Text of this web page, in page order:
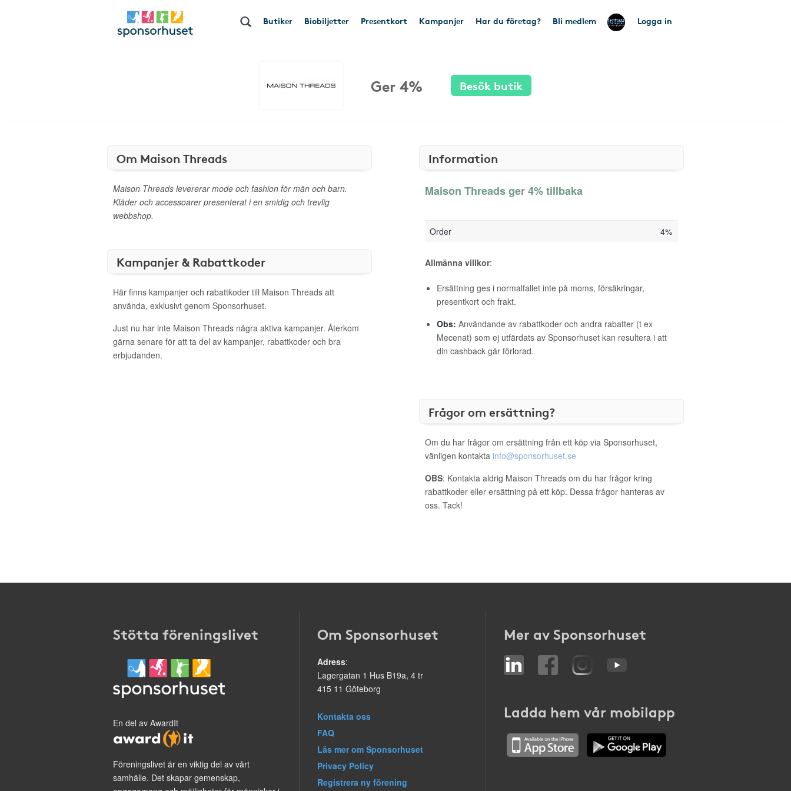
Butiker Biobiljetter Presentkort Kampanjer Har du företag? Bli medlem Logga in
Ger 4% Besök butik
Om Maison Threads
Maison Threads levererar mode och fashion för män och barn.
Kläder och accessoarer presenterat i en smidig och trevlig
webbshop.
Kampanjer & Rabattkoder
Här finns kampanjer och rabattkoder till Maison Threads att
använda, exklusivt genom Sponsorhuset.
Just nu har inte Maison Threads några aktiva kampanjer. Återkom
gärna senare för att ta del av kampanjer, rabattkoder och bra
erbjudanden.
Information
Maison Threads ger 4% tillbaka
Order 4%
Allmänna villkor:
Ersättning ges i normalfallet inte på moms, försäkringar,
presentkort och frakt.
Obs: Användande av rabattkoder och andra rabatter (t ex
Mecenat) som ej utfärdats av Sponsorhuset kan resultera i att
din cashback går förlorad.
Frågor om ersättning?
Om du har frågor om ersättning från ett köp via Sponsorhuset,
vänligen kontakta info@sponsorhuset.se
OBS: Kontakta aldrig Maison Threads om du har frågor kring
rabattkoder eller ersättning på ett köp. Dessa frågor hanteras av
oss. Tack!
Stötta föreningslivet
En del av AwardIt
Föreningslivet är en viktig del av vårt
samhälle. Det skapar gemenskap,
Om Sponsorhuset
Adress:
Lagergatan 1 Hus B19a, 4 tr
415 11 Göteborg
Kontakta oss
FAQ
Läs mer om Sponsorhuset
Privacy Policy
Registrera ny förening
Mer av Sponsorhuset
Ladda hem vår mobilapp